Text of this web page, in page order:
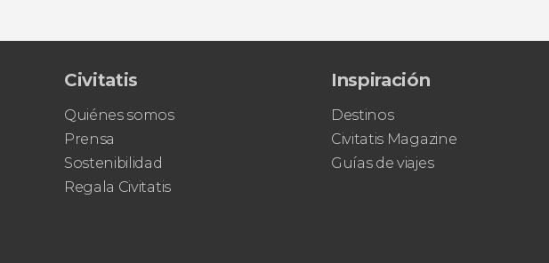
Civitatis
Quiénes somos
Prensa
Sostenibilidad
Regala Civitatis
Inspiración
Destinos
Civitatis Magazine
Guías de viajes